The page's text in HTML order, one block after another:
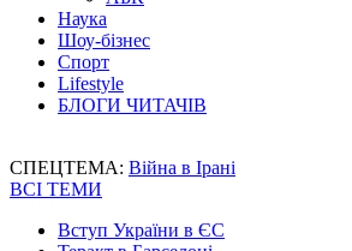
Наука
Шоу-бізнес
Спорт
Lifestyle
БЛОГИ ЧИТАЧІВ
СПЕЦТЕМА: Війна в Ірані
ВСІ ТЕМИ
Вступ України в ЄС